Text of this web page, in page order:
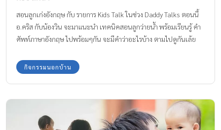
สอนลูกเก่งอังกฤษ กับ รายการ Kids Talk ในช่วง Daddy Talks ตอนนี้
อ.คริส กับน้องวิน จะมาแนะนำ เทคนิคสอนลูกว่ายน้ำ พร้อมเรียนรู้ คำ
ศัพท์ภาษาอังกฤษ ไปพร้อมๆกัน จะมีคำว่าอะไรบ้าง ตามไปดูกันเล้ย
กิจกรรมนอกบ้าน